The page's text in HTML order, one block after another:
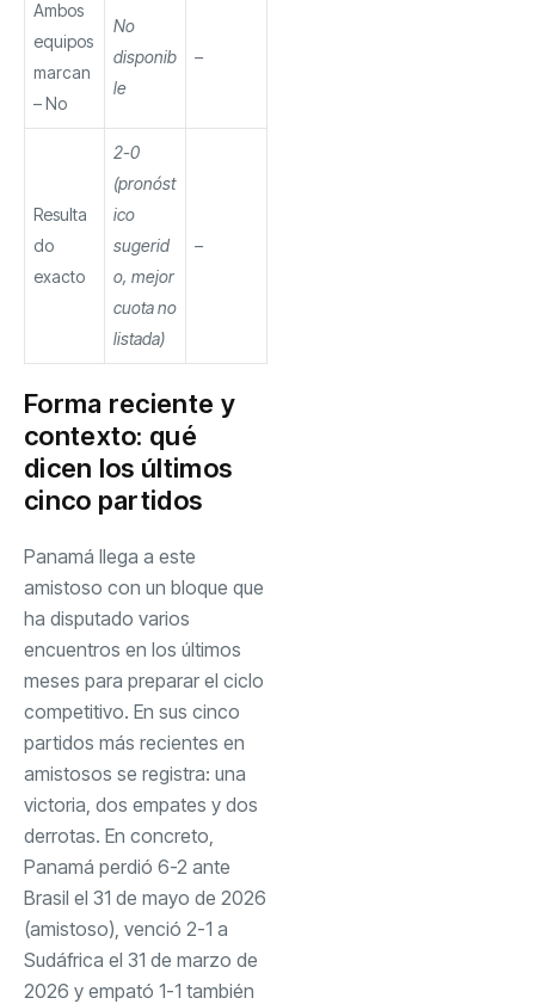
Ambos
equipos
marcan
– No
No
disponib
le
–
Resulta
do
exacto
2-0
(pronóst
ico
sugerid
o, mejor
cuota no
listada)
–
Forma reciente y
contexto: qué
dicen los últimos
cinco partidos
Panamá llega a este
amistoso con un bloque que
ha disputado varios
encuentros en los últimos
meses para preparar el ciclo
competitivo. En sus cinco
partidos más recientes en
amistosos se registra: una
victoria, dos empates y dos
derrotas. En concreto,
Panamá perdió 6-2 ante
Brasil el 31 de mayo de 2026
(amistoso), venció 2-1 a
Sudáfrica el 31 de marzo de
2026 y empató 1-1 también